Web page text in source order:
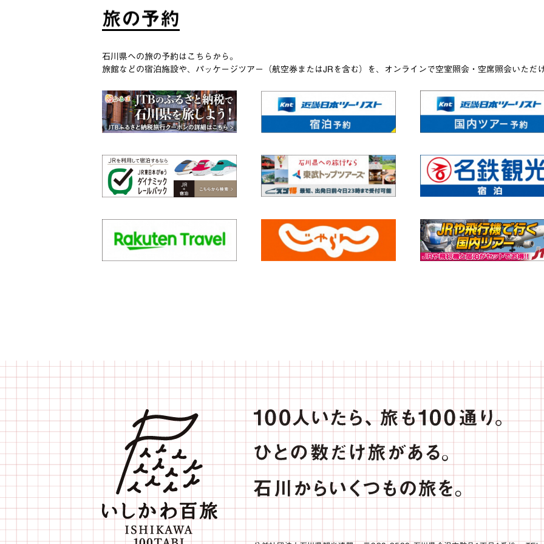
旅の予約
石川県への旅の予約はこちらから。
旅館などの宿泊施設や、パッケージツアー（航空券またはJRを含む）を、オンラインで空室照会・空席照会いただ